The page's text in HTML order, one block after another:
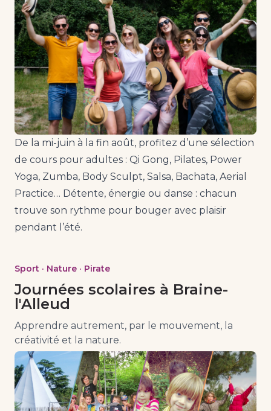
De la mi-juin à la fin août, profitez d’une sélection
de cours pour adultes : Qi Gong, Pilates, Power
Yoga, Zumba, Body Sculpt, Salsa, Bachata, Aerial
Practice… Détente, énergie ou danse : chacun
trouve son rythme pour bouger avec plaisir
pendant l’été.
Sport · Nature · Pirate
Journées scolaires à Braine-
l'Alleud
Apprendre autrement, par le mouvement, la
créativité et la nature.